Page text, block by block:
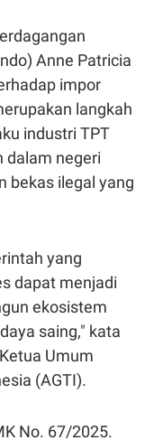
Anne Patricia
impor
langkah
industri TPT
dalam negeri
bekas ilegal yang
yang
dapat menjadi
ekosistem
saing," kata
Umum
(AGTI).
No. 67/2025.